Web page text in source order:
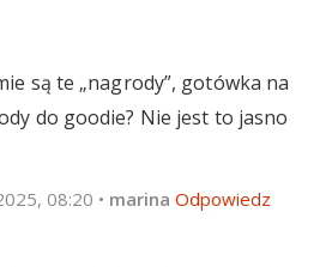
są te „nagrody”, gotówka na
do goodie? Nie jest to jasno
08:20 • marina Odpowiedz